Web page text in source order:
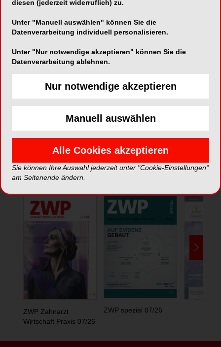
*Die Beiträge in dieser Rubrik stammen von den Anbietern und
spiegeln nicht die Meinung der Redaktion wider.
ePaper
ZWP Zahnarzt
Wirtschaft Praxis 07/26
ZWP spezial 07/26
diesen (jederzeit widerruflich) zu.
Unter "Manuell auswählen" können Sie die
Datenverarbeitung individuell personalisieren.
Unter "Nur notwendige akzeptieren" können Sie die
Datenverarbeitung ablehnen.
Nur notwendige akzeptieren
Manuell auswählen
Alle Cookies akzeptieren
Sie können Ihre Auswahl jederzeit unter "Cookie-Einstellungen“
am Seitenende ändern.